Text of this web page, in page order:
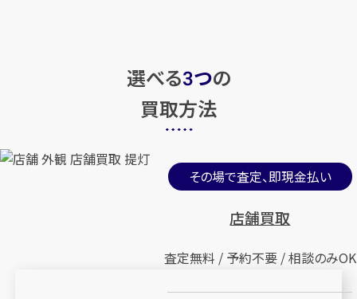
選べる3つの
買取方法
その場で査定、即現金払い
店舗買取
査定無料 / 予約不要 / 相談のみOK